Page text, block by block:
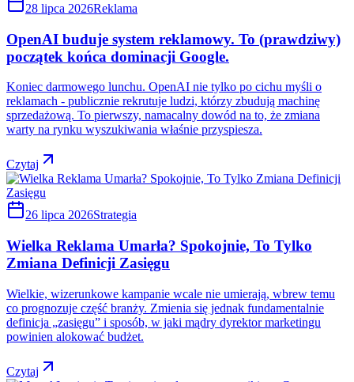
28 lipca 2026Reklama
OpenAI buduje system reklamowy. To (prawdziwy)
początek końca dominacji Google.
Koniec darmowego lunchu. OpenAI nie tylko po cichu myśli o
reklamach - publicznie rekrutuje ludzi, którzy zbudują machinę
sprzedażową. To pierwszy, namacalny dowód na to, że zmiana
warty na rynku wyszukiwania właśnie przyspiesza.
Czytaj
26 lipca 2026Strategia
Wielka Reklama Umarła? Spokojnie, To Tylko
Zmiana Definicji Zasięgu
Wielkie, wizerunkowe kampanie wcale nie umierają, wbrew temu
co prognozuje część branży. Zmienia się jednak fundamentalnie
definicja „zasięgu” i sposób, w jaki mądry dyrektor marketingu
powinien alokować budżet.
Czytaj